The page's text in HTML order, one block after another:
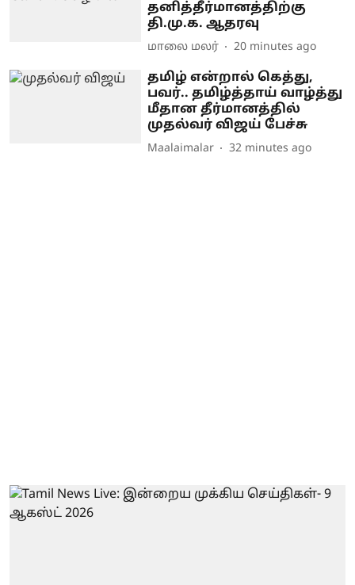
தனித்தீர்மானத்திற்கு
தி.மு.க. ஆதரவு
மாலை மலர் 20 minutes ago
தமிழ் என்றால் கெத்து,
பவர்.. தமிழ்த்தாய் வாழ்த்து
மீதான தீர்மானத்தில்
முதல்வர் விஜய் பேச்சு
Maalaimalar 32 minutes ago